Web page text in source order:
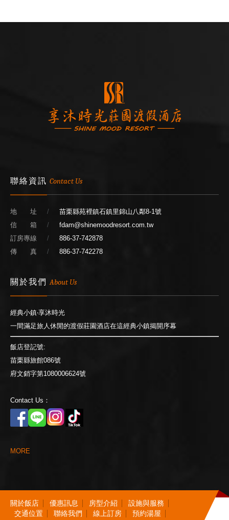
聯絡資訊 Contact Us
地 址
苗栗縣苑裡鎮石鎮里錦山八鄰8-1號
信 箱
fdam@shinemoodresort.com.tw
訂房專線
886-37-742878
傳 真
886-37-742278
關於我們 About Us
經典小鎮‧享沐時光
一間滿足旅人休閒的渡假莊園酒店在這經典小鎮揭開序幕
飯店登記號:
苗栗縣旅館086號
府文銷字第1080006624號
Contact Us：
MORE
關於飯店 優惠訊息 房型介紹 設施與服務
交通位置 聯絡我們 線 上訂房 預約湯屋